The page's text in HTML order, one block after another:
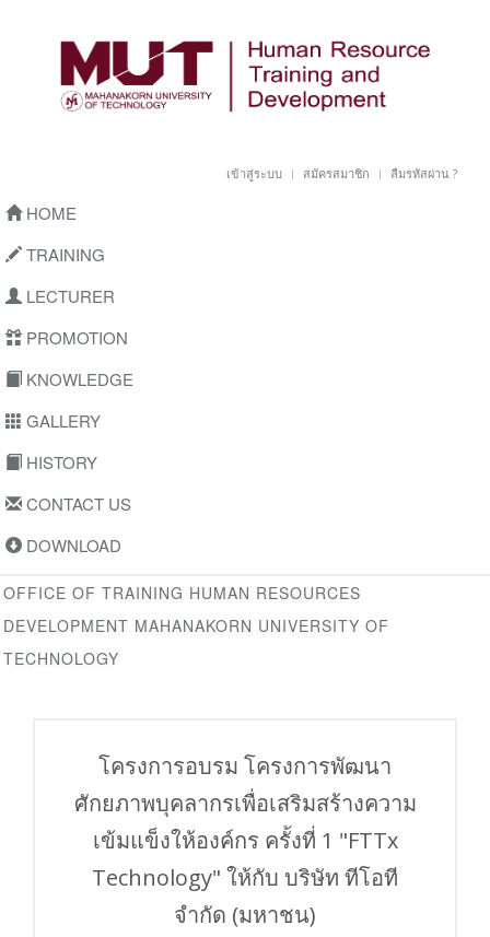
เข้าสู่ระบบ สมัครสมาชิก ลืมรหัสผ่าน ?
HOME
TRAINING
LECTURER
PROMOTION
KNOWLEDGE
GALLERY
HISTORY
CONTACT US
DOWNLOAD
OFFICE OF TRAINING HUMAN RESOURCES
DEVELOPMENT MAHANAKORN UNIVERSITY OF
TECHNOLOGY
โครงการอบรม โครงการพัฒนา
ศักยภาพบุคลากรเพื่อเสริมสร้างความ
เข้มแข็งให้องค์กร ครั้งที่ 1 "FTTx
Technology" ให้กับ บริษัท ทีโอที
จำกัด (มหาชน)